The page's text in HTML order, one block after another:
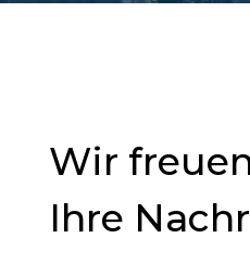
Wir
Ihre